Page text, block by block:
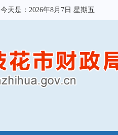
今天是： 2026年8月7日 星期五